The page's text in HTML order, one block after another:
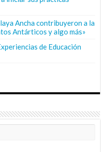
Ancha contribuyeron a la
Antárticos y algo más»
de Educación